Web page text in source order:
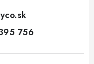
756